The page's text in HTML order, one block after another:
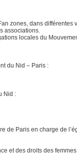
zones, dans différentes
associations.
locales du
du Nid – Paris :
Nid :
de Paris en charge de
et des droits des